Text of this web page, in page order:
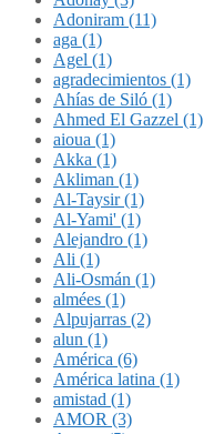
Adoniram (11)
aga (1)
Agel (1)
agradecimientos (1)
Ahías de Siló (1)
Ahmed El Gazzel (1)
aioua (1)
Akka (1)
Akliman (1)
Al-Taysir (1)
Al-Yami' (1)
Alejandro (1)
Ali (1)
Ali-Osmán (1)
almées (1)
Alpujarras (2)
alun (1)
América (6)
América latina (1)
amistad (1)
AMOR (3)